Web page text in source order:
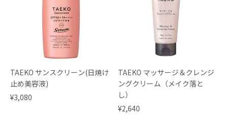
TAEKO サンスクリーン(日焼け
止め美容液)
¥3,080
TAEKO マッサージ＆クレンジ
ングクリーム（メイク落と
し）
¥2,640